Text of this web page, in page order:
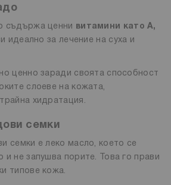
съдържа ценни
витамини като A,
идеално за лечение на суха и
ценно заради своята способност
слоеве на кожата,
хидратация.
семки
семки е леко масло, което се
и не запушва порите. Това го прави
типове кожа.